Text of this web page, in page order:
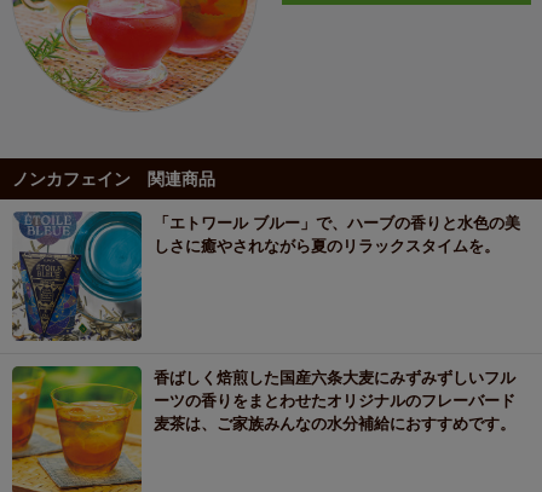
ノンカフェイン 関連商品
「エトワール ブルー」で、ハーブの香りと水色の美
しさに癒やされながら夏のリラックスタイムを。
香ばしく焙煎した国産六条大麦にみずみずしいフル
ーツの香りをまとわせたオリジナルのフレーバード
麦茶は、ご家族みんなの水分補給におすすめです。